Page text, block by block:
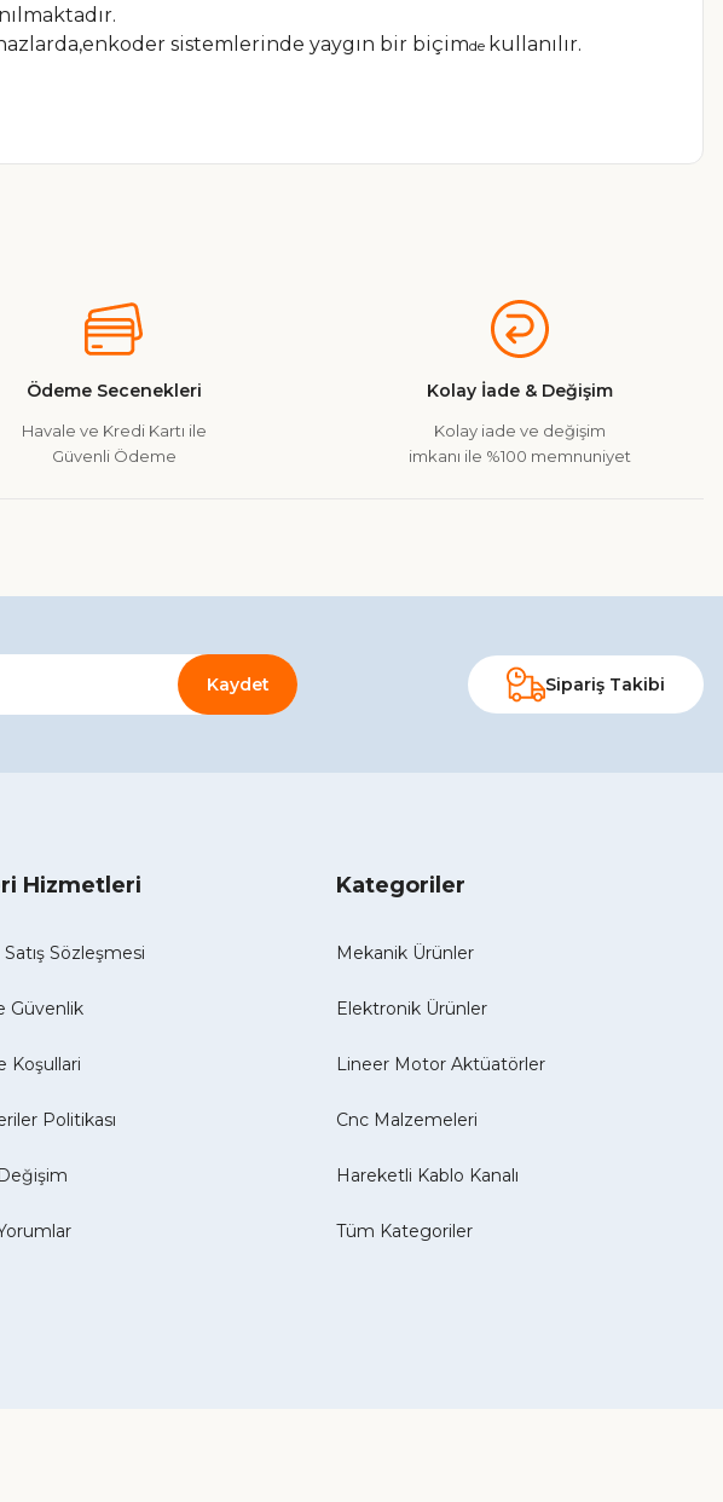
sistemlerinde yaygın bir biçimde kullanılır.
Ödeme Secenekleri
Havale ve Kredi Kartı ile
Güvenli Ödeme
Kolay İade & Değişim
Kolay iade ve değişim
imkanı ile %100 memnuniyet
Kaydet Sipariş Takibi
Hizmetleri
Sözleşmesi
Güvenlik
Koşullari
Politikası
Kategoriler
Mekanik Ürünler
Elektronik Ürünler
Lineer Motor Aktüatörler
Cnc Malzemeleri
Hareketli Kablo Kanalı
Tüm Kategoriler